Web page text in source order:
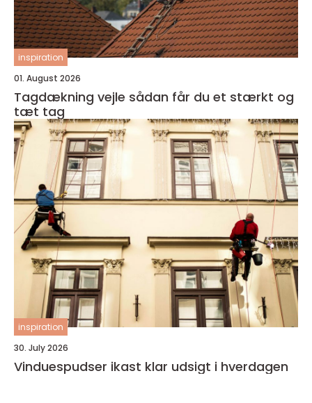
inspiration
01. August 2026
Tagdækning vejle sådan får du et stærkt og
tæt tag
inspiration
30. July 2026
Vinduespudser ikast klar udsigt i hverdagen